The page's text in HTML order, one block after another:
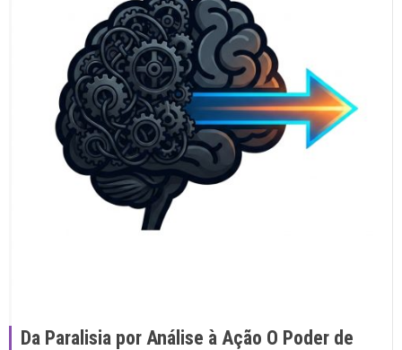
Da Paralisia por Análise à Ação O Poder de